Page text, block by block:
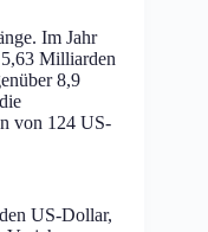
Im Jahr
Milliarden
8,9
von 124 US-
US-Dollar,